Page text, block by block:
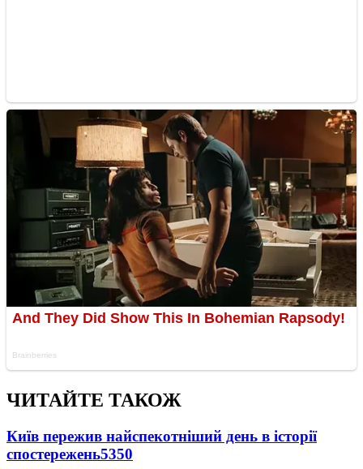
ЧИТАЙТЕ ТАКОЖ
Київ пережив найспекотніший день в історії
спостережень5350